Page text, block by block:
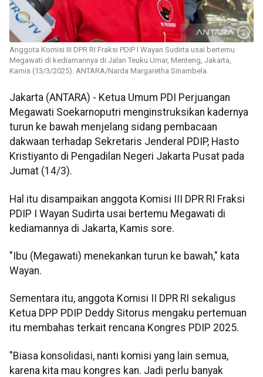
Anggota Komisi III DPR RI Fraksi PDIP I Wayan Sudirta usai bertemu
Megawati di kediamannya di Jalan Teuku Umar, Menteng, Jakarta,
Kamis (13/3/2025). ANTARA/Narda Margaretha Sinambela.
Jakarta (ANTARA) - Ketua Umum PDI Perjuangan
Megawati Soekarnoputri menginstruksikan kadernya
turun ke bawah menjelang sidang pembacaan
dakwaan terhadap Sekretaris Jenderal PDIP, Hasto
Kristiyanto di Pengadilan Negeri Jakarta Pusat pada
Jumat (14/3).
Hal itu disampaikan anggota Komisi III DPR RI Fraksi
PDIP I Wayan Sudirta usai bertemu Megawati di
kediamannya di Jakarta, Kamis sore.
"Ibu (Megawati) menekankan turun ke bawah," kata
Wayan.
Sementara itu, anggota Komisi II DPR RI sekaligus
Ketua DPP PDIP Deddy Sitorus mengaku pertemuan
itu membahas terkait rencana Kongres PDIP 2025.
"Biasa konsolidasi, nanti komisi yang lain semua,
karena kita mau kongres kan. Jadi perlu banyak